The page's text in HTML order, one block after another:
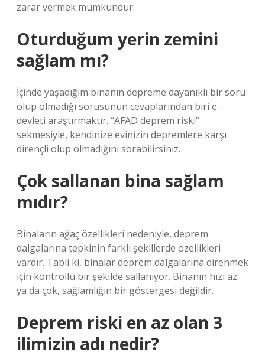
zarar vermek mümkündür.
Oturduğum yerin zemini
sağlam mı?
İçinde yaşadığım binanın depreme dayanıklı bir soru
olup olmadığı sorusunun cevaplarından biri e-
devleti araştırmaktır. “AFAD deprem riski”
sekmesiyle, kendinize evinizin depremlere karşı
dirençli olup olmadığını sorabilirsiniz.
Çok sallanan bina sağlam
mıdır?
Binaların ağaç özellikleri nedeniyle, deprem
dalgalarına tepkinin farklı şekillerde özellikleri
vardır. Tabii ki, binalar deprem dalgalarına direnmek
için kontrollü bir şekilde sallanıyor. Binanın hızı az
ya da çok, sağlamlığın bir göstergesi değildir.
Deprem riski en az olan 3
ilimizin adı nedir?